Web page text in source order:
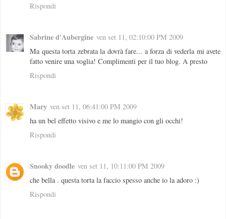
Rispondi
Sabrine d'Aubergine ven set 11, 02:10:00 PM 2009
Ma questa torta zebrata la dovrà fare... a forza di vederla mi avete
fatto venire una voglia! Complimenti per il tuo blog. A presto
Rispondi
Mary ven set 11, 06:41:00 PM 2009
ha un bel effetto visivo e me lo mangio con gli occhi!
Rispondi
Snooky doodle ven set 11, 10:11:00 PM 2009
che bella . questa torta la faccio spesso anche io la adoro :)
Rispondi